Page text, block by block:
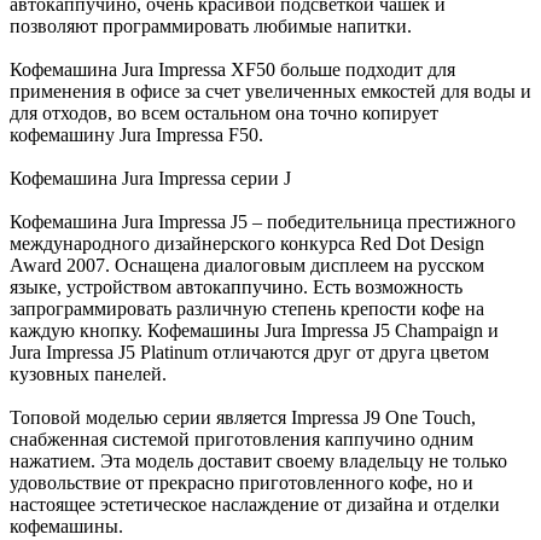
автокаппучино, очень красивой подсветкой чашек и
позволяют программировать любимые напитки.
Кофемашина Jura Impressa XF50 больше подходит для
применения в офисе за счет увеличенных емкостей для воды и
для отходов, во всем остальном она точно копирует
кофемашину Jura Impressa F50.
Кофемашина Jura Impressa серии J
Кофемашина Jura Impressa J5 – победительница престижного
международного дизайнерского конкурса Red Dot Design
Award 2007. Оснащена диалоговым дисплеем на русском
языке, устройством автокаппучино. Есть возможность
запрограммировать различную степень крепости кофе на
каждую кнопку. Кофемашины Jura Impressa J5 Champaign и
Jurа Impressa J5 Platinum отличаются друг от друга цветом
кузовных панелей.
Топовой моделью серии является Impressa J9 One Touch,
снабженная системой приготовления каппучино одним
нажатием. Эта модель доставит своему владельцу не только
удовольствие от прекрасно приготовленного кофе, но и
настоящее эстетическое наслаждение от дизайна и отделки
кофемашины.